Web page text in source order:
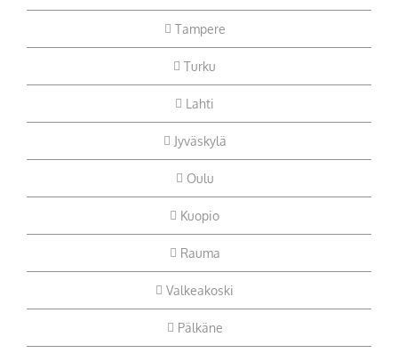
Tampere
Turku
Lahti
Jyväskylä
Oulu
Kuopio
Rauma
Valkeakoski
Pälkäne